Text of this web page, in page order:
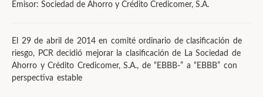
Emisor: Sociedad de Ahorro y Crédito Credicomer, S.A.
El 29 de abril de 2014 en comité ordinario de clasificación de
riesgo, PCR decidió mejorar la clasificación de La Sociedad de
Ahorro y Crédito Credicomer, S.A., de “EBBB-” a “EBBB” con
perspectiva estable